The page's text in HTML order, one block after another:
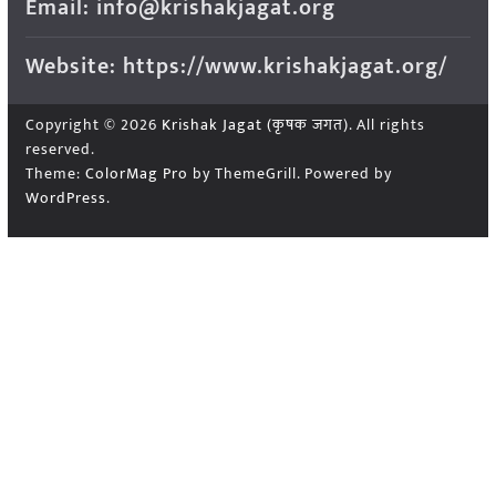
Email: info@krishakjagat.org
Website: https://www.krishakjagat.org/
Copyright © 2026 Krishak Jagat (कृषक जगत). All rights
reserved.
Theme: ColorMag Pro by ThemeGrill. Powered by
WordPress.